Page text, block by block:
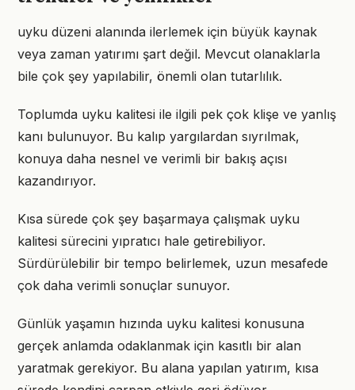
uyku düzeni alanında ilerlemek için büyük kaynak
veya zaman yatırımı şart değil. Mevcut olanaklarla
bile çok şey yapılabilir, önemli olan tutarlılık.
Toplumda uyku kalitesi ile ilgili pek çok klişe ve yanlış
kanı bulunuyor. Bu kalıp yargılardan sıyrılmak,
konuya daha nesnel ve verimli bir bakış açısı
kazandırıyor.
Kısa sürede çok şey başarmaya çalışmak uyku
kalitesi sürecini yıpratıcı hale getirebiliyor.
Sürdürülebilir bir tempo belirlemek, uzun mesafede
çok daha verimli sonuçlar sunuyor.
Günlük yaşamın hızında uyku kalitesi konusuna
gerçek anlamda odaklanmak için kasıtlı bir alan
yaratmak gerekiyor. Bu alana yapılan yatırım, kısa